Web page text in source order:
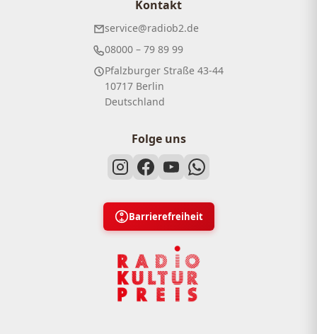
Kontakt
service@radiob2.de
08000 – 79 89 99
Pfalzburger Straße 43-44
10717 Berlin
Deutschland
Folge uns
Barrierefreiheit